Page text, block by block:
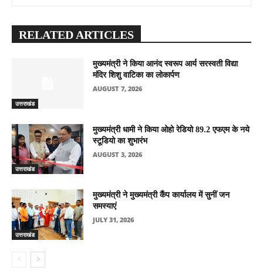
RELATED ARTICLES
उत्तराखंड
मुख्यमंत्री ने किया आनंद स्वरूप आर्य सरस्वती विद्या
मंदिर शिशु वाटिका का लोकार्पण
AUGUST 7, 2026
उत्तराखंड
मुख्यमंत्री धामी ने किया ओहो रेडियो 89.2 एफएम के नये
स्टूडियो का शुभारंभ
AUGUST 3, 2026
उत्तराखंड
मुख्यमंत्री ने मुख्यमंत्री कैंप कार्यालय में सुनीं जन
समस्याएं
JULY 31, 2026